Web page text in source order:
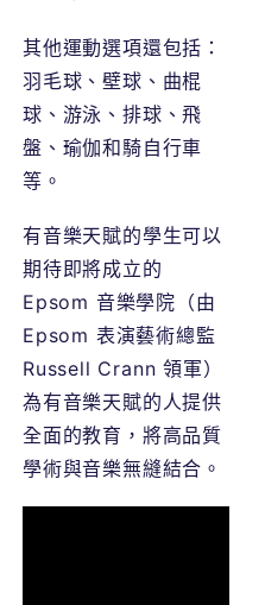
其他運動選項還包括：
羽毛球、壁球、曲棍
球、游泳、排球、飛
盤、瑜伽和騎自行車
等。
有音樂天賦的學生可以
期待即將成立的
Epsom 音樂學院（由
Epsom 表演藝術總監
Russell Crann領軍）
為有音樂天賦的人提供
全面的教育，將高品質
學術與音樂無縫結合。